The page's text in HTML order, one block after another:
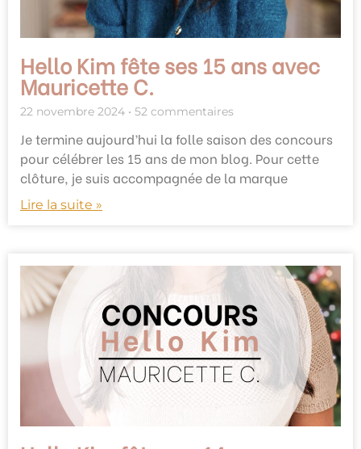
Hello Kim fête ses 15 ans avec
Mauricette C.
22 novembre 2024 52 commentaires
Je termine aujourd’hui la folle saison des concours
pour célébrer les 15 ans de mon blog. Pour cette
clôture, je suis accompagnée de la marque
Lire la suite »